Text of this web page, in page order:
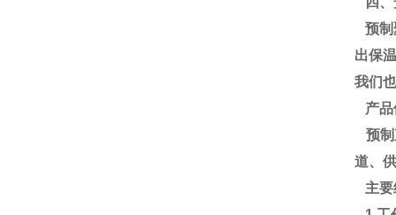
预制
出保
我们
产品
预制
道、
主要